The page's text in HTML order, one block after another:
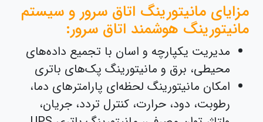
مزایای مانیتورینگ اتاق سرور و سیستم
مانیتورینگ هوشمند اتاق سرور:
مدیریت یکپارچه و اسان با تجمیع داده‌های
محیطی، برق و مانیتورینگ پک‌های باتری
امکان مانیتورینگ لحظه‌ای پارامترهای دما،
رطوبت، دود، حرارت، کنترل تردد، جریان،